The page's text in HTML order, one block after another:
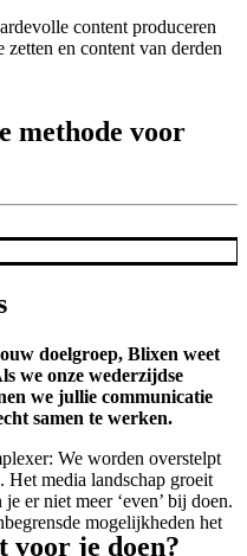
content produceren
en content van derden
methode voor
doelgroep, Blixen weet
we onze wederzijdse
we jullie communicatie
samen te werken.
We worden overstelpt
Het media landschap groeit
er niet meer ‘even’ bij doen.
mogelijkheden het
voor je doen?